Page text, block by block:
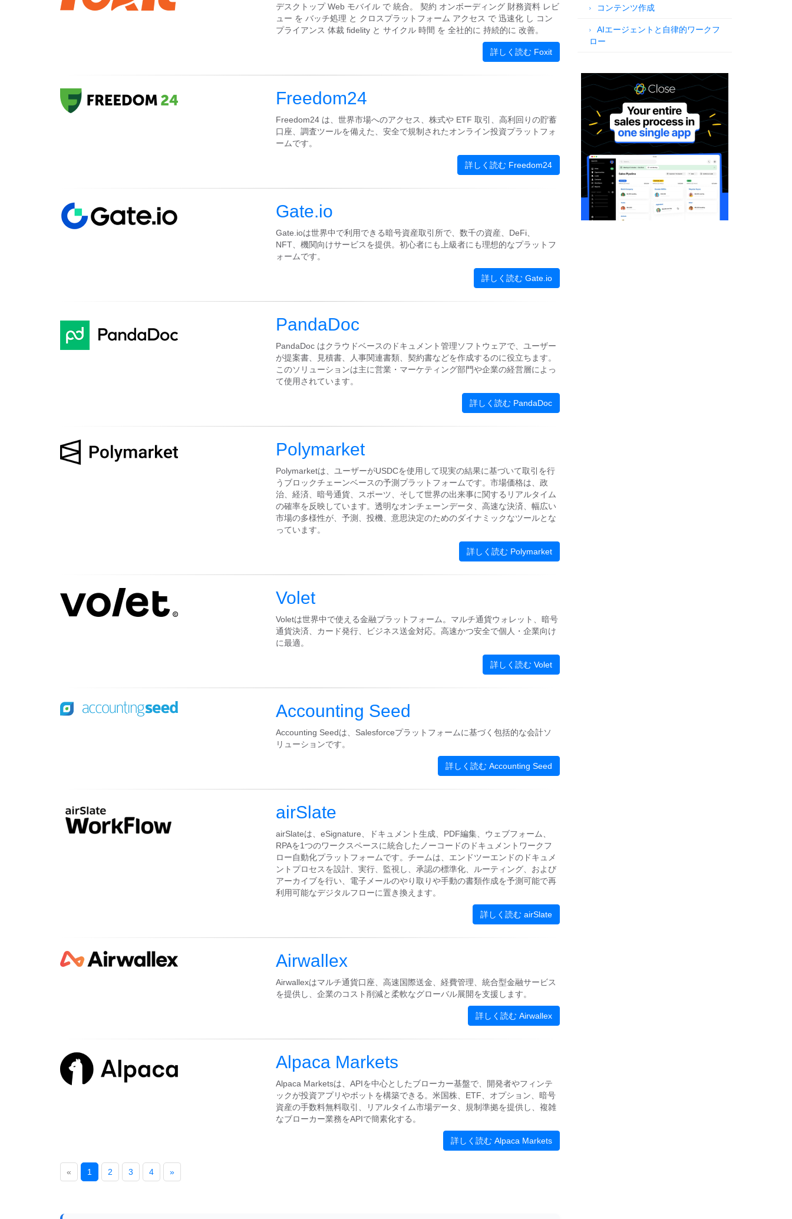
デスクトップ Web モバイル で 統合。 契約 オンボーディング 財務資料 レビ
ュー を バッチ処理 と クロスプラットフォーム アクセス で 迅速化 し コン
プライアンス 体裁 fidelity と サイクル 時間 を 全社的に 持続的に 改善。
詳しく読む Foxit
Freedom24
Freedom24 は、世界市場へのアクセス、株式や ETF 取引、高利回りの貯蓄
口座、調査ツールを備えた、安全で規制されたオンライン投資プラットフォ
ームです。
詳しく読む Freedom24
Gate.io
Gate.ioは世界中で利用できる暗号資産取引所で、数千の資産、DeFi、
NFT、機関向けサービスを提供。初心者にも上級者にも理想的なプラットフ
ォームです。
詳しく読む Gate.io
PandaDoc
PandaDoc はクラウドベースのドキュメント管理ソフトウェアで、ユーザー
が提案書、見積書、人事関連書類、契約書などを作成するのに役立ちます。
このソリューションは主に営業・マーケティング部門や企業の経営層によっ
て使用されています。
詳しく読む PandaDoc
Polymarket
Polymarketは、ユーザーがUSDCを使用して現実の結果に基づいて取引を行
うブロックチェーンベースの予測プラットフォームです。市場価格は、政
治、経済、暗号通貨、スポーツ、そして世界の出来事に関するリアルタイム
の確率を反映しています。透明なオンチェーンデータ、高速な決済、幅広い
市場の多様性が、予測、投機、意思決定のためのダイナミックなツールとな
っています。
詳しく読む Polymarket
Volet
Voletは世界中で使える金融プラットフォーム。マルチ通貨ウォレット、暗号
通貨決済、カード発行、ビジネス送金対応。高速かつ安全で個人・企業向け
に最適。
詳しく読む Volet
Accounting Seed
Accounting Seedは、Salesforceプラットフォームに基づく包括的な会計ソ
リューションです。
詳しく読む Accounting Seed
airSlate
airSlateは、eSignature、ドキュメント生成、PDF編集、ウェブフォーム、
RPAを1つのワークスペースに統合したノーコードのドキュメントワークフ
ロー自動化プラットフォームです。チームは、エンドツーエンドのドキュメ
ントプロセスを設計、実行、監視し、承認の標準化、ルーティング、および
アーカイブを行い、電子メールのやり取りや手動の書類作成を予測可能で再
利用可能なデジタルフローに置き換えます。
詳しく読む airSlate
Airwallex
Airwallexはマルチ通貨口座、高速国際送金、経費管理、統合型金融サービス
を提供し、企業のコスト削減と柔軟なグローバル展開を支援します。
詳しく読む Airwallex
Alpaca Markets
Alpaca Marketsは、APIを中心としたブローカー基盤で、開発者やフィンテ
ックが投資アプリやボットを構築できる。米国株、ETF、オプション、暗号
資産の手数料無料取引、リアルタイム市場データ、規制準拠を提供し、複雑
なブローカー業務をAPIで簡素化する。
詳しく読む Alpaca Markets
« 1 2 3 4 »
コンテンツ作成
AIエージェントと自律的ワークフ
ロー